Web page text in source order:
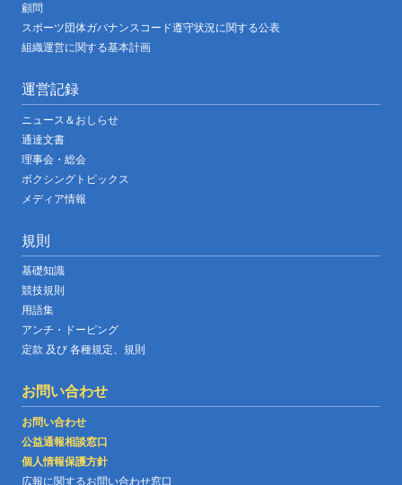
顧問
スポーツ団体ガバナンスコード遵守状況に関する公表
組織運営に関する基本計画
運営記録
ニュース＆おしらせ
通達文書
理事会・総会
ボクシングトピックス
メディア情報
規則
基礎知識
競技規則
用語集
アンチ・ドーピング
定款 及び 各種規定、規則
お問い合わせ
お問い合わせ
公益通報相談窓口
個人情報保護方針
広報に関するお問い合わせ窓口